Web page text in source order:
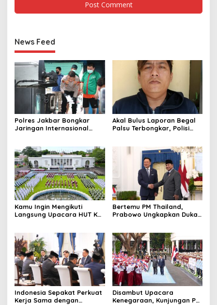
News Feed
Polres Jakbar Bongkar
Jaringan Internasional
Diringkus dan Barang Bukti
1,1 Ton Rp119 Miliar
Dimusnahkan
Akal Bulus Laporan Begal
Palsu Terbongkar, Polisi
Kamu Ingin Mengikuti
Langsung Upacara HUT Ke-
Pendaftaran Resminya di
Sini
Bertemu PM Thailand,
Prabowo Ungkapkan Duka
Raja Thailand
Indonesia Sepakat Perkuat
Kerja Sama dengan
Disambut Upacara
Kenegaraan, Kunjungan PM